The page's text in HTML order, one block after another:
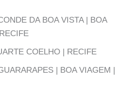
DA BOA VISTA | BOA
COELHO | RECIFE
| BOA VIAGEM |